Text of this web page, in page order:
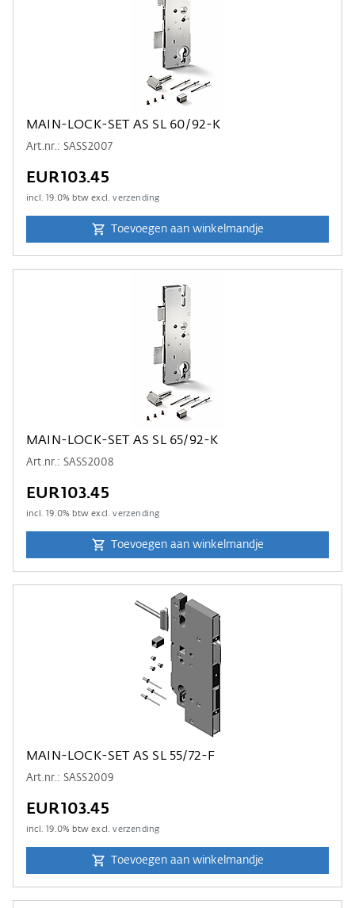
MAIN-LOCK-SET AS SL 60/92-K
Art.nr.: SASS2007
EUR103.45
incl.19.0% btw excl.verzending
Toevoegen aan winkelmandje
MAIN-LOCK-SET AS SL 65/92-K
Art.nr.: SASS2008
EUR103.45
incl.19.0% btw excl.verzending
Toevoegen aan winkelmandje
MAIN-LOCK-SET AS SL 55/72-F
Art.nr.: SASS2009
EUR103.45
incl.19.0% btw excl.verzending
Toevoegen aan winkelmandje